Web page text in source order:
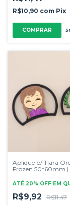
R$10,90 com Pix
Aplique p/ Tiara
Frozen 50*60mm |
ATÉ 20% OFF EM
R$9,92
R$11,47